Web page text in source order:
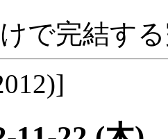
で完結す